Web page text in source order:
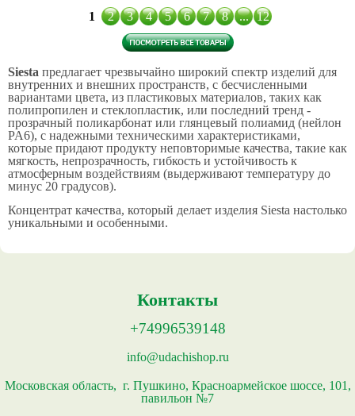
1
2 3 4 5 6 7 8 ... 12
Siesta предлагает чрезвычайно широкий спектр изделий для
внутренних и внешних пространств, с бесчисленными
вариантами цвета, из пластиковых материалов, таких как
полипропилен и стеклопластик, или последний тренд -
прозрачный поликарбонат или глянцевый полиамид (нейлон
PA6), с надежными техническими характеристиками,
которые придают продукту неповторимые качества, такие как
мягкость, непрозрачность, гибкость и устойчивость к
атмосферным воздействиям (выдерживают температуру до
минус 20 градусов).
Концентрат качества, который делает изделия Siesta настолько
уникальными и особенными.
Контакты
+74996539148
info@udachishop.ru
Московская область, г. Пушкино, Красноармейское шоссе, 101,
павильон №7